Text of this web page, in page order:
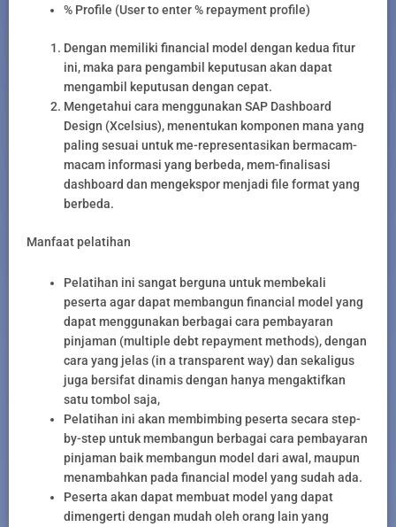
% Profile (User to enter % repayment profile)
Dengan memiliki financial model dengan kedua fitur
ini, maka para pengambil keputusan akan dapat
mengambil keputusan dengan cepat.
Mengetahui cara menggunakan SAP Dashboard
Design (Xcelsius), menentukan komponen mana yang
paling sesuai untuk me-representasikan bermacam-
macam informasi yang berbeda, mem-finalisasi
dashboard dan mengekspor menjadi file format yang
berbeda.
Manfaat pelatihan
Pelatihan ini sangat berguna untuk membekali
peserta agar dapat membangun financial model yang
dapat menggunakan berbagai cara pembayaran
pinjaman (multiple debt repayment methods), dengan
cara yang jelas (in a transparent way) dan sekaligus
juga bersifat dinamis dengan hanya mengaktifkan
satu tombol saja,
Pelatihan ini akan membimbing peserta secara step-
by-step untuk membangun berbagai cara pembayaran
pinjaman baik membangun model dari awal, maupun
menambahkan pada financial model yang sudah ada.
Peserta akan dapat membuat model yang dapat
dimengerti dengan mudah oleh orang lain yang